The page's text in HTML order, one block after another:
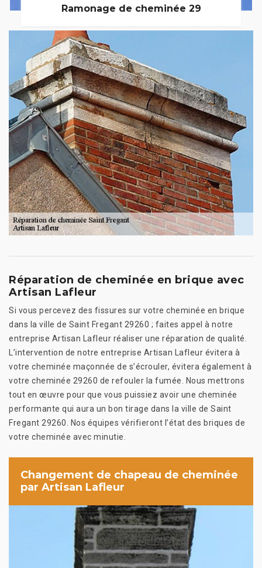
Ramonage de cheminée 29
Réparation de cheminée en brique avec
Artisan Lafleur
Si vous percevez des fissures sur votre cheminée en brique
dans la ville de Saint Fregant 29260 ; faites appel à notre
entreprise Artisan Lafleur réaliser une réparation de qualité.
L’intervention de notre entreprise Artisan Lafleur évitera à
votre cheminée maçonnée de s’écrouler, évitera également à
votre cheminée 29260 de refouler la fumée. Nous mettrons
tout en œuvre pour que vous puissiez avoir une cheminée
performante qui aura un bon tirage dans la ville de Saint
Fregant 29260. Nos équipes vérifieront l’état des briques de
votre cheminée avec minutie.
Changement de chapeau de cheminée
par Artisan Lafleur